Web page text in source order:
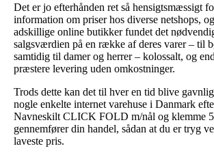
Det er jo efterhånden ret så hensigtsmæssigt
information om priser hos diverse netshops,
adskillige online butikker fundet det
salgsværdien på en række af deres varer – til
samtidig til damer og herrer – kolossalt, og
præstere levering uden omkostninger.
Trods dette kan det til hver en tid blive
nogle enkelte internet varehuse i Danmark
Navneskilt CLICK FOLD m/nål og klemme
gennemfører din handel, sådan at du er tryg
laveste pris.